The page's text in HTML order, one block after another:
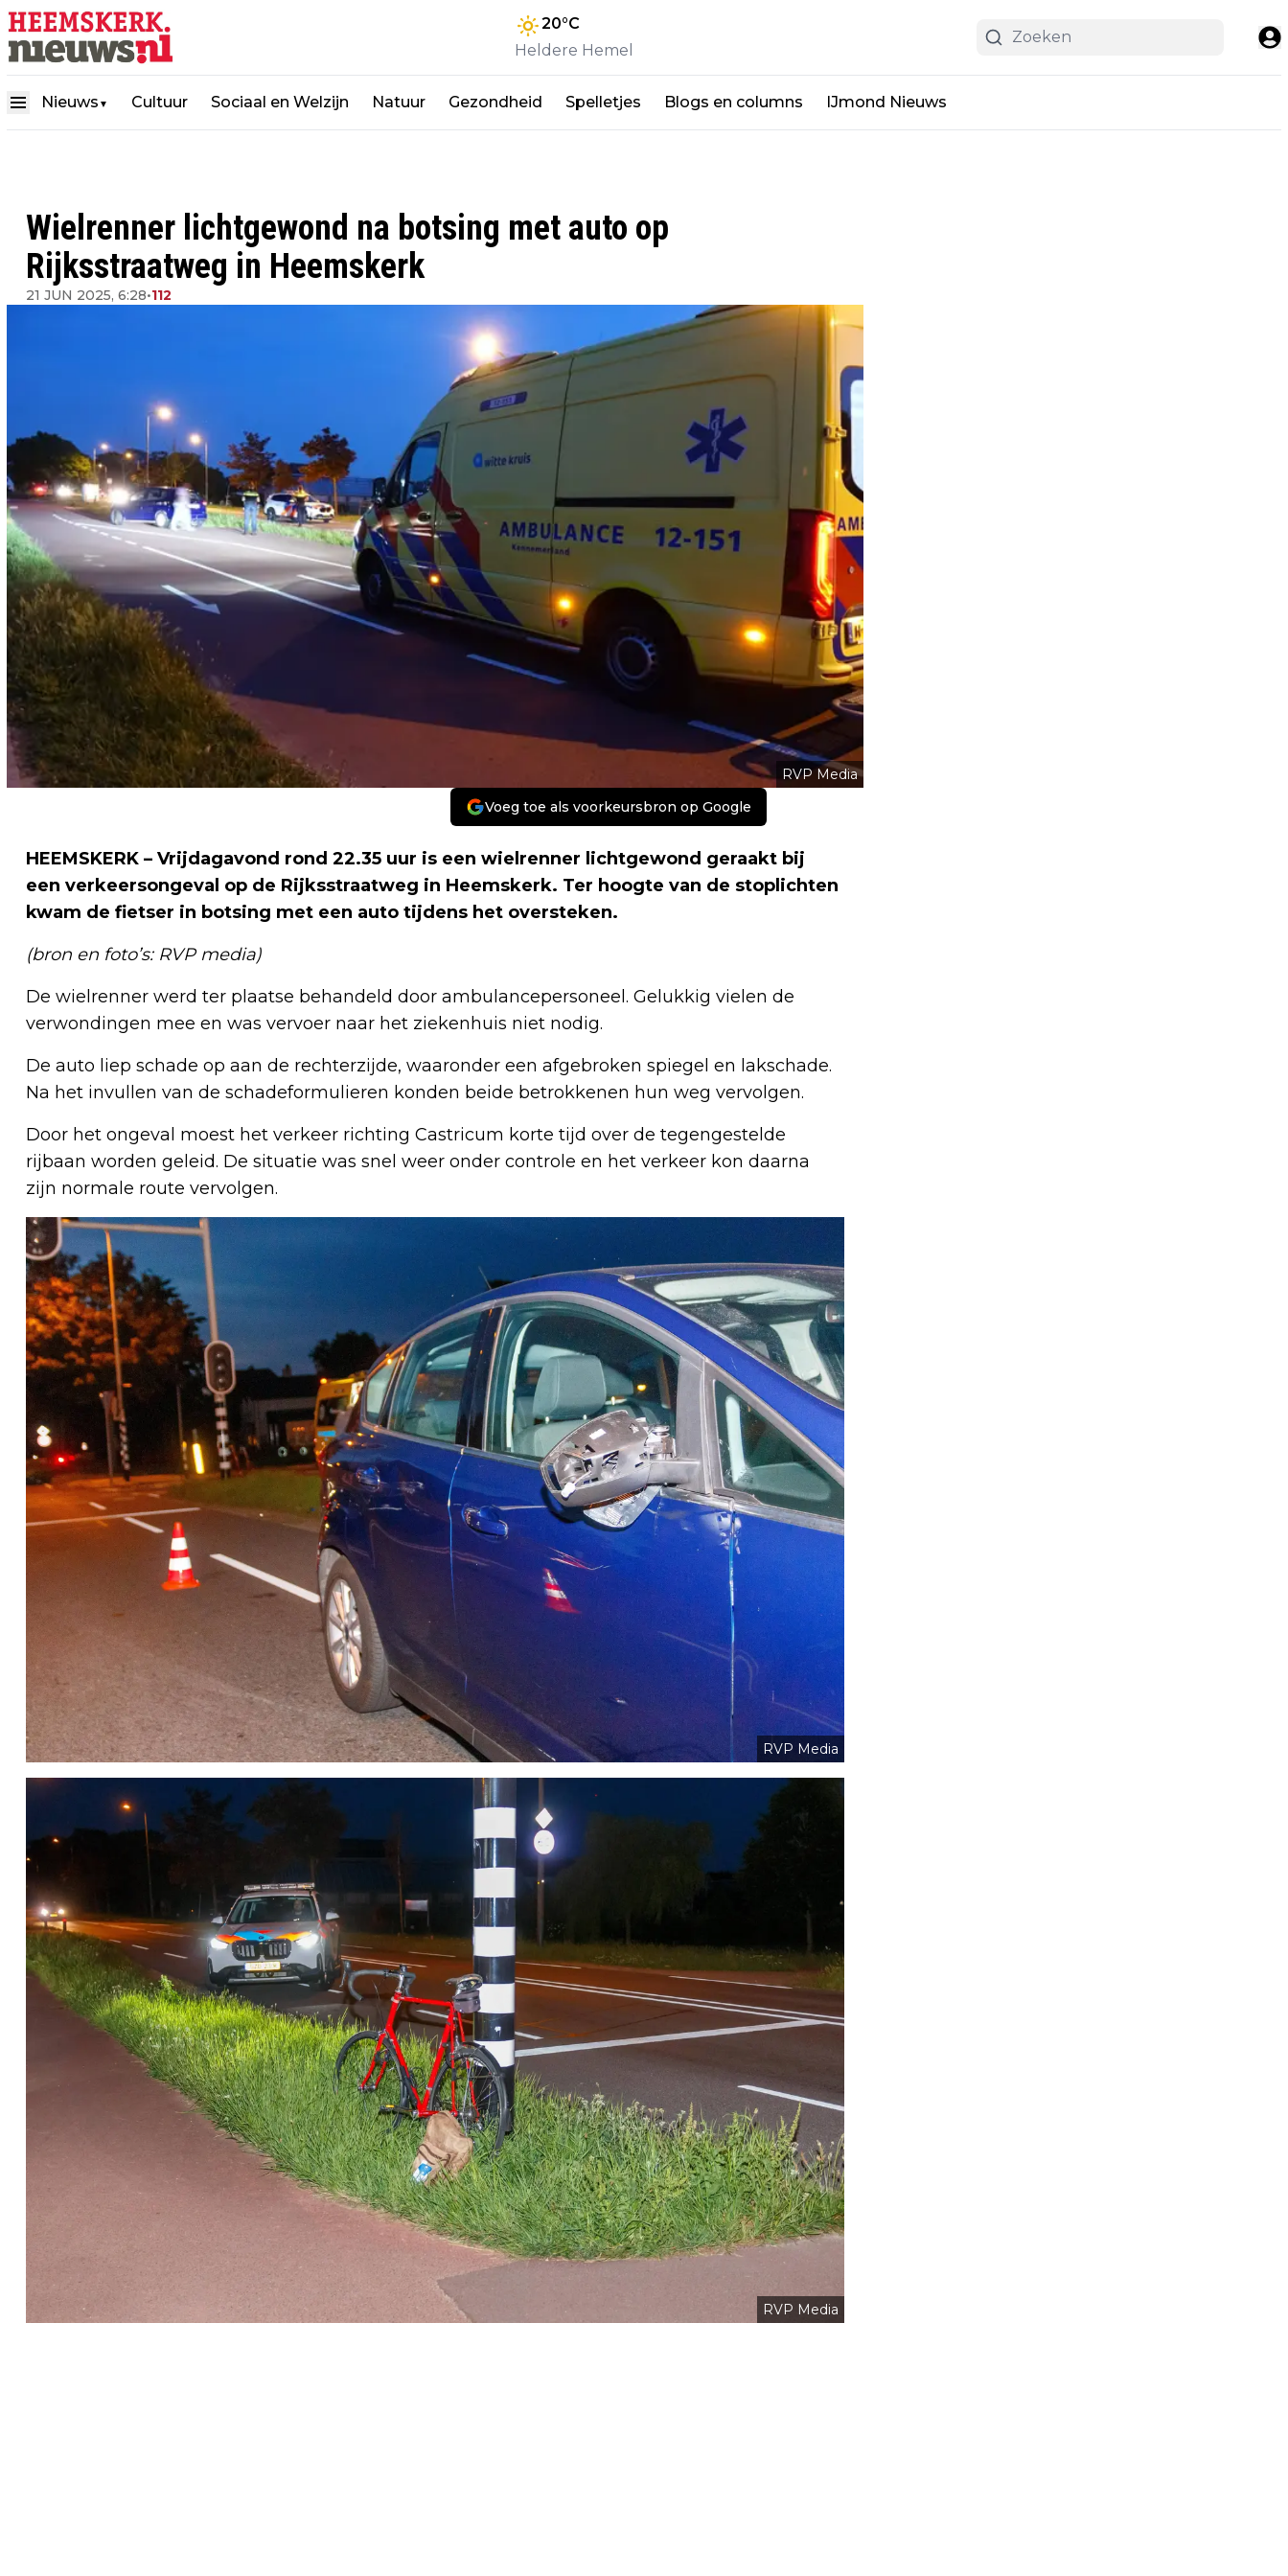
20°C
Heldere Hemel
Nieuws ▼ Cultuur Sociaal en Welzijn Natuur Gezondheid Spelletjes Blogs en columns IJmond Nieuws
Wielrenner lichtgewond na botsing met auto op
Rijksstraatweg in Heemskerk
21 JUN 2025, 6:28•112
RVP Media
Voeg toe als voorkeursbron op Google
HEEMSKERK – Vrijdagavond rond 22.35 uur is een wielrenner lichtgewond geraakt bij
een verkeersongeval op de Rijksstraatweg in Heemskerk. Ter hoogte van de stoplichten
kwam de fietser in botsing met een auto tijdens het oversteken.
(bron en foto’s: RVP media)
De wielrenner werd ter plaatse behandeld door ambulancepersoneel. Gelukkig vielen de
verwondingen mee en was vervoer naar het ziekenhuis niet nodig.
De auto liep schade op aan de rechterzijde, waaronder een afgebroken spiegel en lakschade.
Na het invullen van de schadeformulieren konden beide betrokkenen hun weg vervolgen.
Door het ongeval moest het verkeer richting Castricum korte tijd over de tegengestelde
rijbaan worden geleid. De situatie was snel weer onder controle en het verkeer kon daarna
zijn normale route vervolgen.
RVP Media
RVP Media